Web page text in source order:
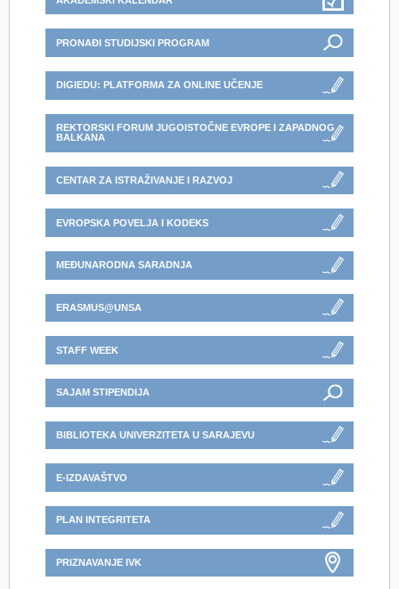
PRONAĐI STUDIJSKI PROGRAM
DIGIEDU: PLATFORMA ZA ONLINE UČENJE
REKTORSKI FORUM JUGOISTOČNE EVROPE I ZAPADNOG
BALKANA
CENTAR ZA ISTRAŽIVANJE I RAZVOJ
EVROPSKA POVELJA I KODEKS
MEĐUNARODNA SARADNJA
ERASMUS@UNSA
STAFF WEEK
SAJAM STIPENDIJA
BIBLIOTEKA UNIVERZITETA U SARAJEVU
E-IZDAVAŠTVO
PLAN INTEGRITETA
PRIZNAVANJE IVK